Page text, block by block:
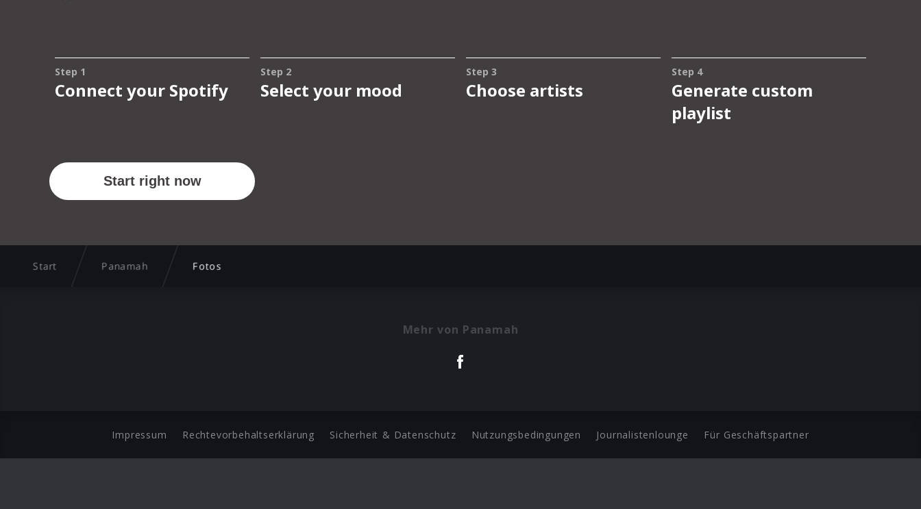
Start Panamah Fotos
Mehr von Panamah
Impressum Rechtevorbehaltserklärung Sicherheit & Datenschutz Nutzungsbedingungen Journalistenlounge Für Geschäftspartner